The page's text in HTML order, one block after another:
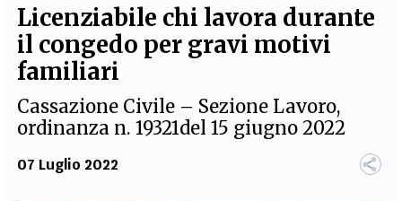
SOCIETÀ
MEDICINA
SCIENZA
INNOVAZIONE
ALTRO
Licenziabile chi lavora durante
il congedo per gravi motivi
familiari
Cassazione Civile – Sezione Lavoro,
ordinanza n. 19321del 15 giugno 2022
07 Luglio 2022